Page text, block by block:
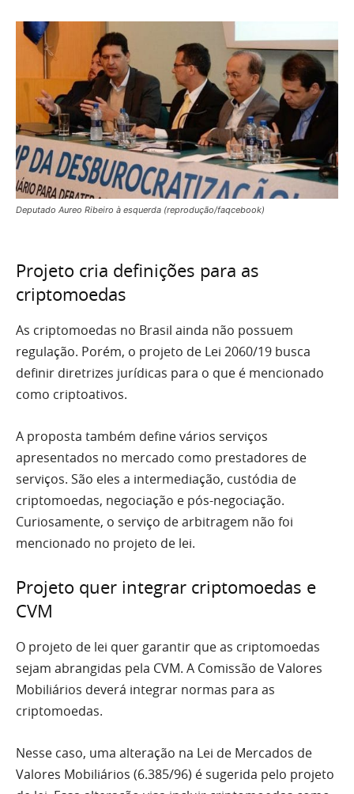
Deputado Aureo Ribeiro à esquerda (reprodução/faqcebook)
Projeto cria definições para as
criptomoedas
As criptomoedas no Brasil ainda não possuem
regulação. Porém, o projeto de Lei 2060/19 busca
definir diretrizes jurídicas para o que é mencionado
como criptoativos.
A proposta também define vários serviços
apresentados no mercado como prestadores de
serviços. São eles a intermediação, custódia de
criptomoedas, negociação e pós-negociação.
Curiosamente, o serviço de arbitragem não foi
mencionado no projeto de lei.
Projeto quer integrar criptomoedas e
CVM
O projeto de lei quer garantir que as criptomoedas
sejam abrangidas pela CVM. A Comissão de Valores
Mobiliários deverá integrar normas para as
criptomoedas.
Nesse caso, uma alteração na Lei de Mercados de
Valores Mobiliários (6.385/96) é sugerida pelo projeto